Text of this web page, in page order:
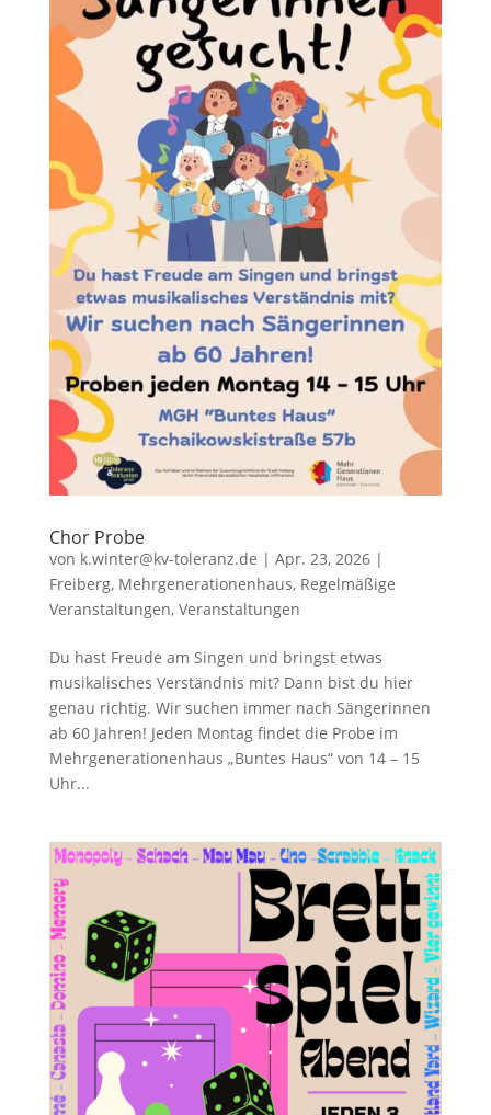
Chor Probe
von k.winter@kv-toleranz.de | Apr. 23, 2026|
Freiberg, Mehrgenerationenhaus, Regelmäßige
Veranstaltungen, Veranstaltungen
Du hast Freude am Singen und bringst etwas
musikalisches Verständnis mit? Dann bist du hier
genau richtig. Wir suchen immer nach Sängerinnen
ab 60 Jahren! Jeden Montag findet die Probe im
Mehrgenerationenhaus „Buntes Haus“ von 14 – 15
Uhr...